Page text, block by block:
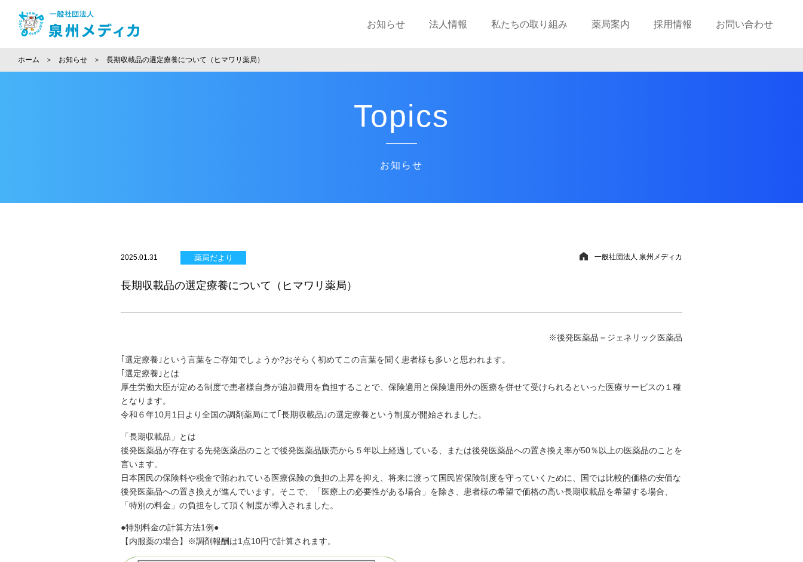
お知らせ 法人情報 私たちの取り組み 薬局案内 採用情報 お問い合わせ
ホーム お知らせ 長期収載品の選定療養について（ヒマワリ薬局）
Topics
お知らせ
2025.01.31 薬局だより 一般社団法人 泉州メディカ
長期収載品の選定療養について（ヒマワリ薬局）
※後発医薬品＝ジェネリック医薬品
｢選定療養｣という言葉をご存知でしょうか?おそらく初めてこの言葉を聞く患者様も多いと思われます。
｢選定療養｣とは
厚生労働大臣が定める制度で患者様自身が追加費用を負担することで、保険適用と保険適用外の医療を併せて受けられるといった医療サービスの１種
となります。
令和６年10月1日より全国の調剤薬局にて｢長期収載品｣の選定療養という制度が開始されました。
「長期収載品」とは
後発医薬品が存在する先発医薬品のことで後発医薬品販売から５年以上経過している、または後発医薬品への置き換え率が50％以上の医薬品のことを
言います。
日本国民の保険料や税金で賄われている医療保険の負担の上昇を抑え、将来に渡って国民皆保険制度を守っていくために、国では比較的価格の安価な
後発医薬品への置き換えが進んでいます。そこで、「医療上の必要性がある場合」を除き、患者様の希望で価格の高い長期収載品を希望する場合、
「特別の料金」の負担をして頂く制度が導入されました。
●特別料金の計算方法1例●
【内服薬の場合】※調剤報酬は1点10円で計算されます。